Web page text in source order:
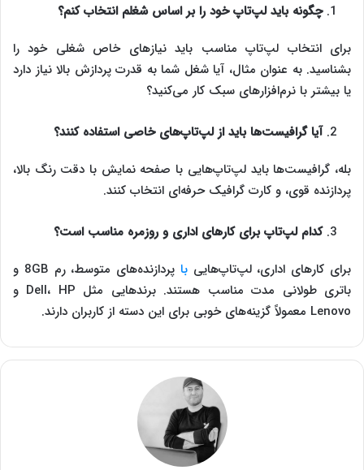
چگونه باید لپ‌تاپ خود را بر اساس شغلم انتخاب کنم؟
برای انتخاب لپ‌تاپ مناسب باید نیازهای خاص شغلی خود را
بشناسید. به عنوان مثال، آیا شغل شما به قدرت پردازش بالا نیاز دارد
یا بیشتر با نرم‌افزارهای سبک کار می‌کنید؟
آیا گرافیست‌ها باید از لپ‌تاپ‌های خاصی استفاده کنند؟
بله، گرافیست‌ها باید لپ‌تاپ‌هایی با صفحه نمایش با دقت رنگ بالا،
پردازنده قوی، و کارت گرافیک حرفه‌ای انتخاب کنند.
کدام لپ‌تاپ برای کارهای اداری و روزمره مناسب است؟
برای کارهای اداری، لپ‌تاپ‌هاییبا
پردازنده‌های متوسط، رم 8GB و
باتری طولانی مدت مناسب هستند. برندهایی مثل Dell، HP و
Lenovo معمولاً گزینه‌های خوبی برای این دسته از کاربران دارند.